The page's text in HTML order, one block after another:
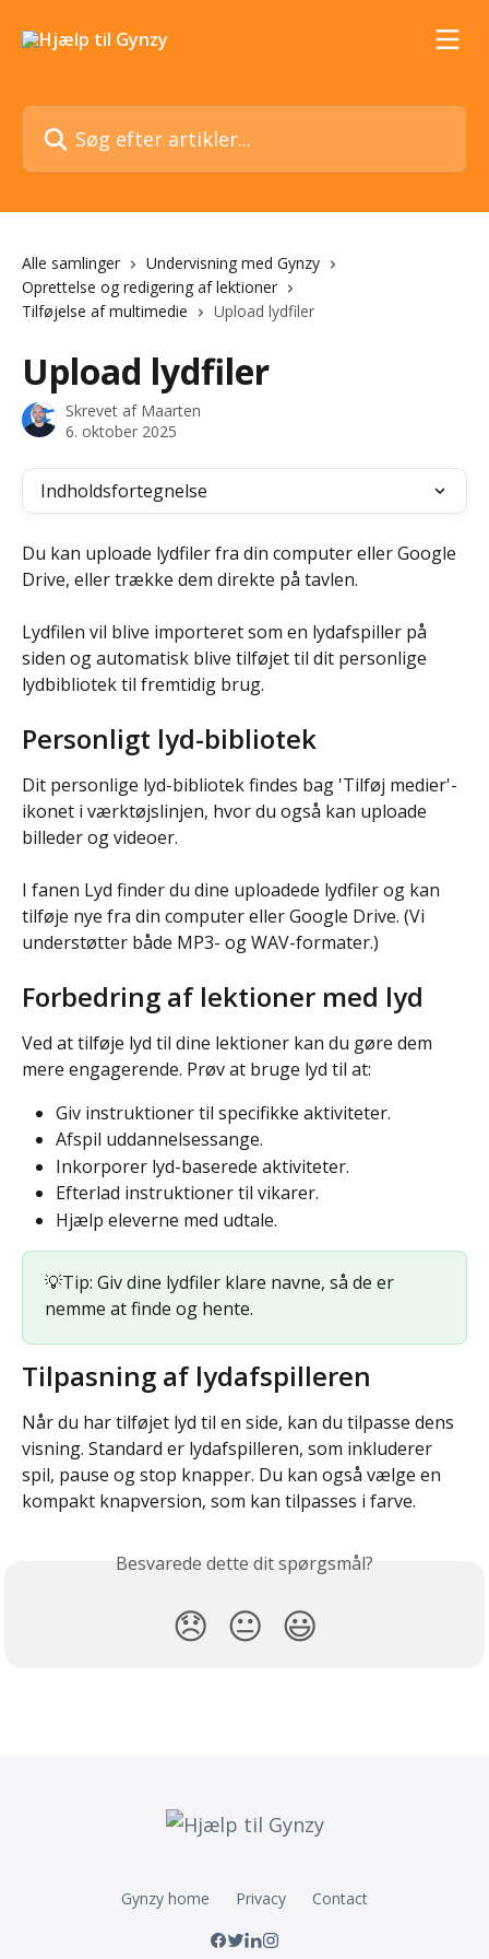
Søg efter artikler...
Alle samlinger
Undervisning med Gynzy
Oprettelse og redigering af lektioner
Tilføjelse af multimedie
Upload lydfiler
Upload lydfiler
Skrevet af Maarten
6. oktober 2025
Indholdsfortegnelse
Du kan uploade lydfiler fra din computer eller Google
Drive, eller trække dem direkte på tavlen.
Lydfilen vil blive importeret som en lydafspiller på
siden og automatisk blive tilføjet til dit personlige
lydbibliotek til fremtidig brug.
Personligt lyd-bibliotek
Dit personlige lyd-bibliotek findes bag 'Tilføj medier'-
ikonet i værktøjslinjen, hvor du også kan uploade
billeder og videoer.
I fanen Lyd finder du dine uploadede lydfiler og kan
tilføje nye fra din computer eller Google Drive. (Vi
understøtter både MP3- og WAV-formater.)
Forbedring af lektioner med lyd
Ved at tilføje lyd til dine lektioner kan du gøre dem
mere engagerende. Prøv at bruge lyd til at:
Giv instruktioner til specifikke aktiviteter.
Afspil uddannelsessange.
Inkorporer lyd-baserede aktiviteter.
Efterlad instruktioner til vikarer.
Hjælp eleverne med udtale.
💡Tip: Giv dine lydfiler klare navne, så de er
nemme at finde og hente.
Tilpasning af lydafspilleren
Når du har tilføjet lyd til en side, kan du tilpasse dens
visning. Standard er lydafspilleren, som inkluderer
spil, pause og stop knapper. Du kan også vælge en
kompakt knapversion, som kan tilpasses i farve.
Besvarede dette dit spørgsmål?
😞 😐 😃
Gynzy home Privacy Contact